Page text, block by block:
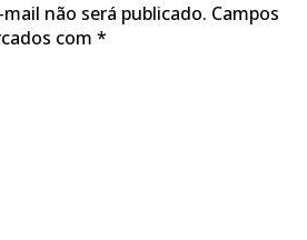
não será publicado. Campos
com *